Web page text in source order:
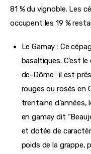
81 % du vignoble. Les
occupent les 19 %
Le Gamay : Ce
basaltiques. C’est
de-Dôme : il est
rouges ou rosés en
trentaine
en gamay dit
et dotée de
poids de la grappe,